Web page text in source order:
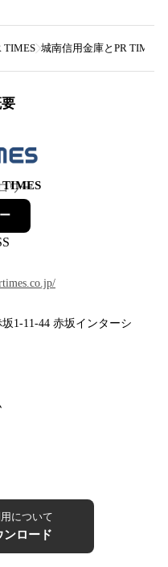
TIMES 城南信用金庫とPR
TIMES
ワー
1-11-44 赤坂インターシ
について
ンロード